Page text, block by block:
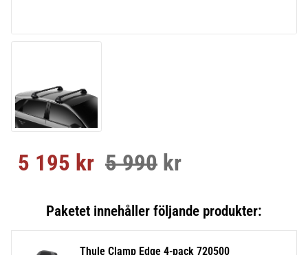
Nedsatt pris:
5 195 kr Ordinarie pris:
5 990 kr
Thule Clamp Edge 4-pack 720500